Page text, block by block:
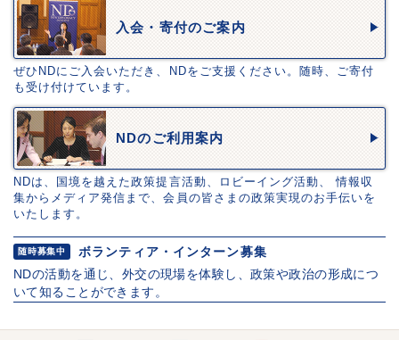
入会・寄付のご案内
ぜひNDにご入会いただき、NDをご支援ください。随時、ご寄付
も受け付けています。
NDのご利用案内
NDは、国境を越えた政策提言活動、ロビーイング活動、 情報収
集からメディア発信まで、会員の皆さまの政策実現のお手伝いを
いたします。
随時募集中
ボランティア・インターン募集
NDの活動を通じ、外交の現場を体験し、政策や政治の形成につ
いて知ることができます。